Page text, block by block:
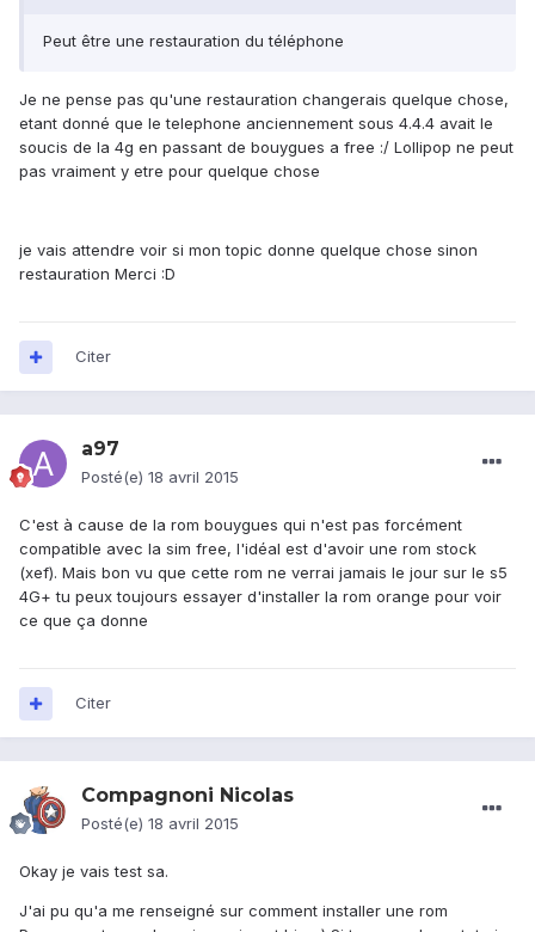
Peut être une restauration du téléphone
Je ne pense pas qu'une restauration changerais quelque chose,
etant donné que le telephone anciennement sous 4.4.4 avait le
soucis de la 4g en passant de bouygues a free :/ Lollipop ne peut
pas vraiment y etre pour quelque chose
je vais attendre voir si mon topic donne quelque chose sinon
restauration Merci :D
Citer
a97
Posté(e) 18 avril 2015
C'est à cause de la rom bouygues qui n'est pas forcément
compatible avec la sim free, l'idéal est d'avoir une rom stock
(xef). Mais bon vu que cette rom ne verrai jamais le jour sur le s5
4G+ tu peux toujours essayer d'installer la rom orange pour voir
ce que ça donne
Citer
Compagnoni Nicolas
Posté(e) 18 avril 2015
Okay je vais test sa.
J'ai pu qu'a me renseigné sur comment installer une rom